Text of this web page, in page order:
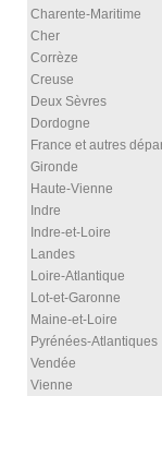
Charente-Maritime
Cher
Corrèze
Creuse
Deux Sèvres
Dordogne
France et autres
Gironde
Haute-Vienne
Indre
Indre-et-Loire
Landes
Loire-Atlantique
Lot-et-Garonne
Maine-et-Loire
Pyrénées-Atlantiques
Vendée
Vienne